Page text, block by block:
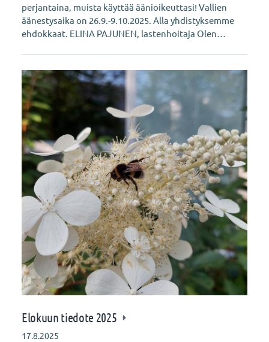
perjantaina, muista käyttää äänioikeuttasi! Vallien
äänestysaika on 26.9.-9.10.2025. Alla yhdistyksemme
ehdokkaat. ELINA PAJUNEN, lastenhoitaja Olen…
Elokuun tiedote 2025
17.8.2025